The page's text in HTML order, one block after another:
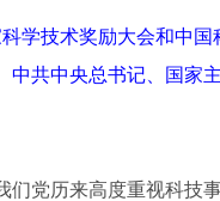
技术奖励大会和中国
中共中央总书记、国家
党历来高度重视科技